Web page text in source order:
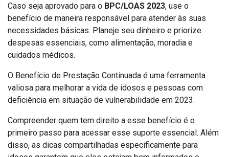
Caso seja aprovado para o BPC/LOAS 2023, use o
benefício de maneira responsável para atender às suas
necessidades básicas. Planeje seu dinheiro e priorize
despesas essenciais, como alimentação, moradia e
cuidados médicos.
O Benefício de Prestação Continuada é uma ferramenta
valiosa para melhorar a vida de idosos e pessoas com
deficiência em situação de vulnerabilidade em 2023.
Compreender quem tem direito a esse benefício é o
primeiro passo para acessar esse suporte essencial. Além
disso, as dicas compartilhadas especificamente para